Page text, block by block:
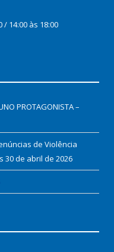
14:00 às 18:00
PROTAGONISTA –
de Violência
30 de abril de 2026